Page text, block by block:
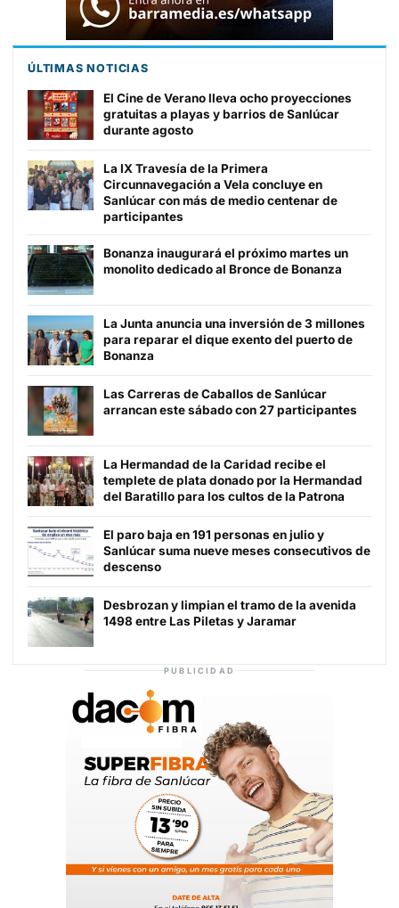
ÚLTIMAS NOTICIAS
El Cine de Verano lleva ocho proyecciones
gratuitas a playas y barrios de Sanlúcar
durante agosto
La IX Travesía de la Primera
Circunnavegación a Vela concluye en
Sanlúcar con más de medio centenar de
participantes
Bonanza inaugurará el próximo martes un
monolito dedicado al Bronce de Bonanza
La Junta anuncia una inversión de 3 millones
para reparar el dique exento del puerto de
Bonanza
Las Carreras de Caballos de Sanlúcar
arrancan este sábado con 27 participantes
La Hermandad de la Caridad recibe el
templete de plata donado por la Hermandad
del Baratillo para los cultos de la Patrona
El paro baja en 191 personas en julio y
Sanlúcar suma nueve meses consecutivos de
descenso
Desbrozan y limpian el tramo de la avenida
1498 entre Las Piletas y Jaramar
PUBLICIDAD